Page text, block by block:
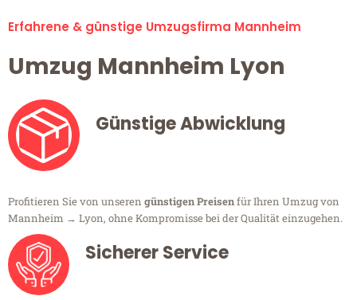
Erfahrene & günstige Umzugsfirma Mannheim
Umzug Mannheim Lyon
Günstige Abwicklung
Profitieren Sie von unseren günstigen Preisenfür Ihren Umzug von
Mannheim → Lyon, ohne Kompromisse bei der Qualität einzugehen.
Sicherer Service